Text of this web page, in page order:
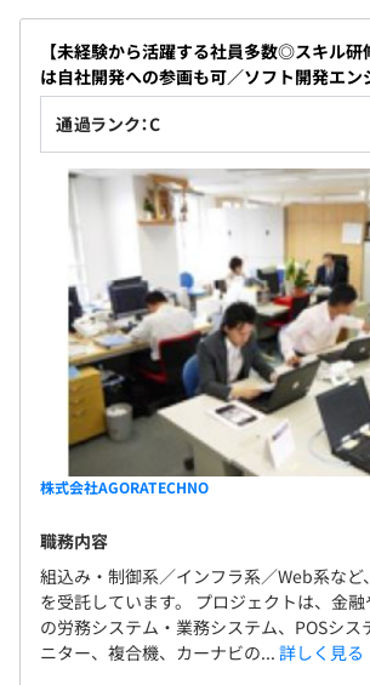
【未経験から活躍する社員多数◎スキル研
は自社開発への参画も可／ソフト開発エン
通過ランク：C
株式会社AGORATECHNO
職務内容
組込み・制御系／インフラ系／Web系な
を受託しています。 プロジェクトは、金
の労務システム・業務システム、POSシス
ニター、複合機、カーナビの... 詳しく見る